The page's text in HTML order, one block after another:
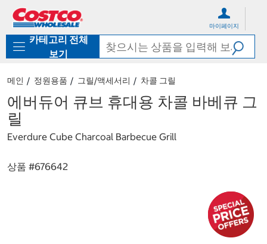
로
기
가
마이페이지
카테고리 전체
보기
메인 정원용품 그릴/액세서리 차콜 그릴
에버듀어 큐브 휴대용 차콜 바베큐 그
릴
Everdure Cube Charcoal Barbecue Grill
상품 #676642